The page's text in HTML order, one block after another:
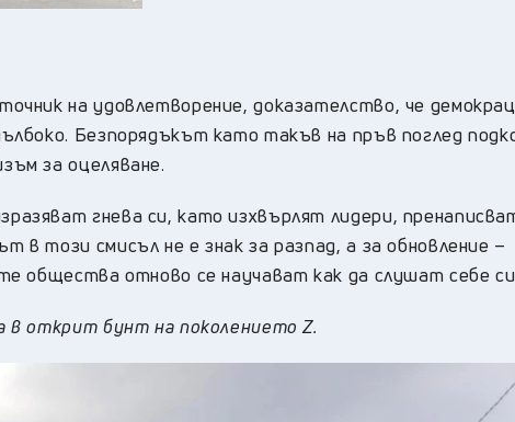
на удовлетворение, доказателство, че
Безпорядъкът като такъв на пръв поглед
за оцеляване.
гнева си, като изхвърлят лидери,
този смисъл не е знак за разпад, а за обновление –
общества отново се научават как да слушат себе
в открит бунт на поколението Z.